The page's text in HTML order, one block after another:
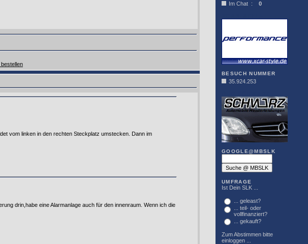
vom linken in den rechten Steckplatz umstecken. Dann im
drin,habe eine Alarmanlage auch für den innenraum. Wenn ich die
Im Chat : 0
BESUCH NUMMER
35.924.253
GOOGLE@MBSLK
UMFRAGE
Ist Dein SLK ...
... geleast?
... teil- oder
vollfinanziert?
... gekauft?
Zum Abstimmen bitte
einloggen ...